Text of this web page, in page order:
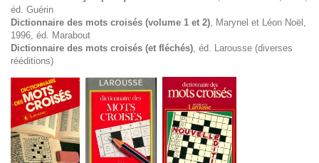
éd. Guérin
Dictionnaire des mots croisés (volume 1 et 2), Marynel et Léon Noël,
1996, éd. Marabout
Dictionnaire des mots croisés (et fléchés), éd. Larousse (diverses
rééditions)